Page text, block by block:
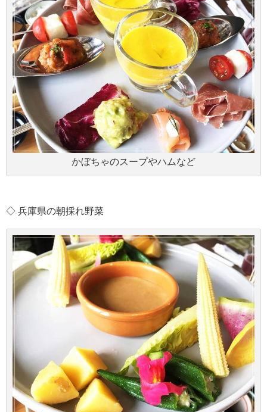
かぼちゃのスープやハムなど
◇ 兵庫県の朝採れ野菜